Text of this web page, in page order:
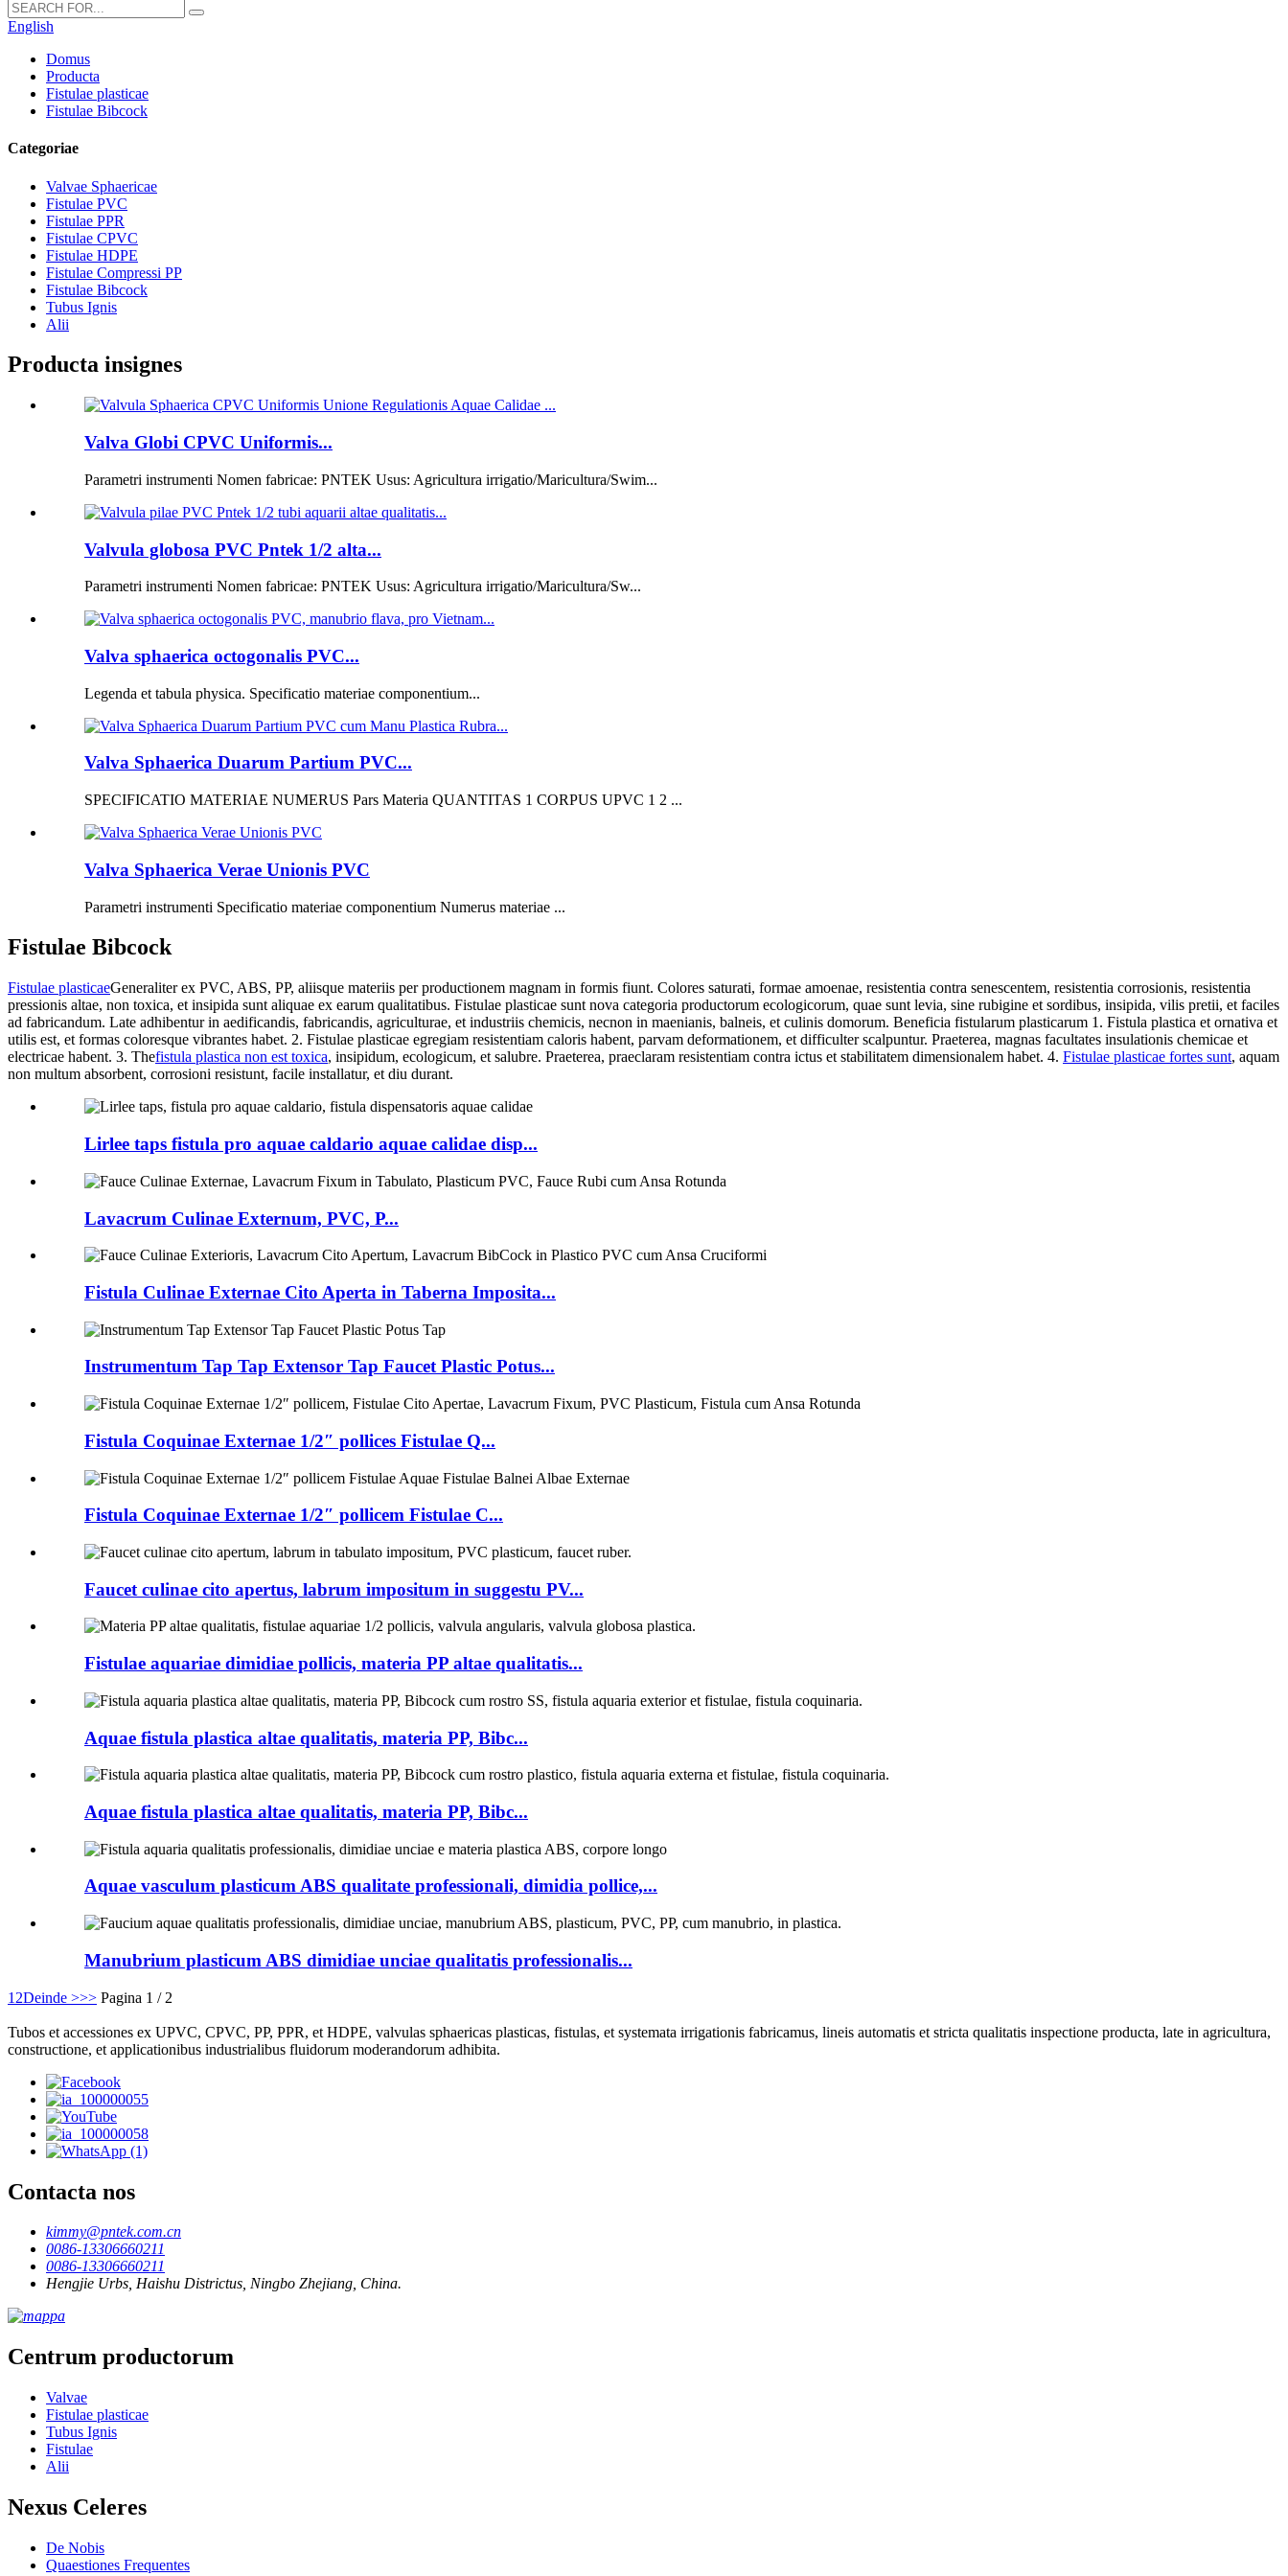
English
Domus
Producta
Fistulae plasticae
Fistulae Bibcock
Categoriae
Valvae Sphaericae
Fistulae PVC
Fistulae PPR
Fistulae CPVC
Fistulae HDPE
Fistulae Compressi PP
Fistulae Bibcock
Tubus Ignis
Alii
Producta insignes
Valva Globi CPVC Uniformis...
Parametri instrumenti Nomen fabricae: PNTEK Usus: Agricultura irrigatio/Maricultura/Swim...
Valvula globosa PVC Pntek 1/2 alta...
Parametri instrumenti Nomen fabricae: PNTEK Usus: Agricultura irrigatio/Maricultura/Sw...
Valva sphaerica octogonalis PVC...
Legenda et tabula physica. Specificatio materiae componentium...
Valva Sphaerica Duarum Partium PVC...
SPECIFICATIO MATERIAE NUMERUS Pars Materia QUANTITAS 1 CORPUS UPVC 1 2 ...
Valva Sphaerica Verae Unionis PVC
Parametri instrumenti Specificatio materiae componentium Numerus materiae ...
Fistulae Bibcock
Fistulae plasticaeGeneraliter ex PVC, ABS, PP, aliisque materiis per productionem magnam in formis fiunt. Colores saturati, formae amoenae, resistentia contra senescentem, resistentia corrosionis, resistentia
pressionis altae, non toxica, et insipida sunt aliquae ex earum qualitatibus. Fistulae plasticae sunt nova categoria productorum ecologicorum, quae sunt levia, sine rubigine et sordibus, insipida, vilis pretii, et faciles
ad fabricandum. Late adhibentur in aedificandis, fabricandis, agriculturae, et industriis chemicis, necnon in maenianis, balneis, et culinis domorum. Beneficia fistularum plasticarum 1. Fistula plastica et ornativa et
utilis est, et formas coloresque vibrantes habet. 2. Fistulae plasticae egregiam resistentiam caloris habent, parvam deformationem, et difficulter scalpuntur. Praeterea, magnas facultates insulationis chemicae et
electricae habent. 3. Thefistula plastica non est toxica, insipidum, ecologicum, et salubre. Praeterea, praeclaram resistentiam contra ictus et stabilitatem dimensionalem habet. 4. Fistulae plasticae fortes sunt, aquam
non multum absorbent, corrosioni resistunt, facile installatur, et diu durant.
Lirlee taps fistula pro aquae caldario aquae calidae disp...
Lavacrum Culinae Externum, PVC, P...
Fistula Culinae Externae Cito Aperta in Taberna Imposita...
Instrumentum Tap Tap Extensor Tap Faucet Plastic Potus...
Fistula Coquinae Externae 1/2″ pollices Fistulae Q...
Fistula Coquinae Externae 1/2″ pollicem Fistulae C...
Faucet culinae cito apertus, labrum impositum in suggestu PV...
Fistulae aquariae dimidiae pollicis, materia PP altae qualitatis...
Aquae fistula plastica altae qualitatis, materia PP, Bibc...
Aquae fistula plastica altae qualitatis, materia PP, Bibc...
Aquae vasculum plasticum ABS qualitate professionali, dimidia pollice,...
Manubrium plasticum ABS dimidiae unciae qualitatis professionalis...
1 2Deinde >>> Pagina 1 / 2
Tubos et accessiones ex UPVC, CPVC, PP, PPR, et HDPE, valvulas sphaericas plasticas, fistulas, et systemata irrigationis fabricamus, lineis automatis et stricta qualitatis inspectione producta, late in agricultura,
constructione, et applicationibus industrialibus fluidorum moderandorum adhibita.
Contacta nos
kimmy@pntek.com.cn
0086-13306660211
0086-13306660211
Hengjie Urbs, Haishu Districtus, Ningbo Zhejiang, China.
Centrum productorum
Valvae
Fistulae plasticae
Tubus Ignis
Fistulae
Alii
Nexus Celeres
De Nobis
Quaestiones Frequentes